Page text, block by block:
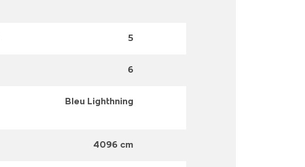
5
6
Bleu Lighthning
4096 cm